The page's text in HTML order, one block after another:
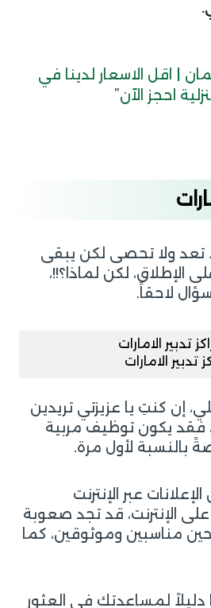
| اقل الاسعار لدينا في
احجز الآن”
تعد ولا تحصى لكن يبقى
الإطلاق، لكن لماذا؟!!،
لاحقاً.
تدبير الامارات
إن كنتِ يا عزيزتي تريدين
فقد يكون توظيف مربية
بالنسبة لأول مرة.
عبر الإنترنت
الإنترنت، قد تجد صعوبة
مناسبين وموثوقين، كما
لمساعدتك في العثور